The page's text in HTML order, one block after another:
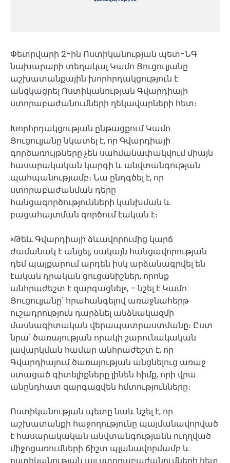
Փետրվարի 2-ին Ոստիկանության պետ-ՆԳ
նախարարի տեղակալ Կամո Ցուցուլյանը
աշխատանքային խորհրդակցություն է
անցկացրել Ոստիկանության Գվարդիայի
ստորաբաժանումների ղեկավարների հետ։
Խորհրդակցության ընթացքում Կամո
Ցուցուլյանը նկատել է, որ Գվարդիայի
գործառույթները չեն սահմանափակվում միայն
հասարակական կարգի և անվտանգության
պահպանությամբ։ Նա ընդգծել է, որ
ստորաբաժանման դերը
հանցագործությունների կանխման և
բացահայտման գործում էական է։
«Թեև Գվարդիայի ձևավորումից կարճ
ժամանակ է անցել, սակայն հանցավորության
դեմ պայքարում արդեն իսկ արձանագրվել են
էական դրական ցուցանիշներ, որոնք
անհրաժեշտ է զարգացնել», – նշել է Կամո
Ցուցուլյանը՝ հրահանգելով առաջնահերթ
ուշադրություն դարձնել անձնակազմի
մասնագիտական վերապատրաստմանը։ Ըստ
նրա՝ ծառայության որակի շարունակական
լավարկման համար անհրաժեշտ է, որ
Գվարդիայում ծառայության անցնելուց առաջ
ստացած գիտելիքները լինեն հիմք, որի վրա
անընդհատ զարգացվեն հմտությունները։
Ոստիկանության պետը նաև նշել է, որ
աշխատանքի հաջողությունը պայմանավորված
է հասարակական անվտանգությանն ուղղված
միջոցառումների ճիշտ պլանավորմամբ և
ոստիկանության այլ ստորաբաժանումների հետ